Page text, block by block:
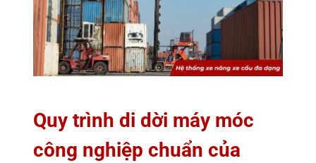
Quy trình di dời máy móc
công nghiệp chuẩn của